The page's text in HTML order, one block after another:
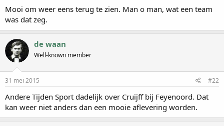
s
t
a
r
t
e
m
Mooi om weer eens terug te zien. Man o man, wat een team
was dat zeg.
de waan
Well-known member
31 mei 2015 #22
Andere Tijden Sport dadelijk over Cruijff bij Feyenoord. Dat
kan weer niet anders dan een mooie aflevering worden.